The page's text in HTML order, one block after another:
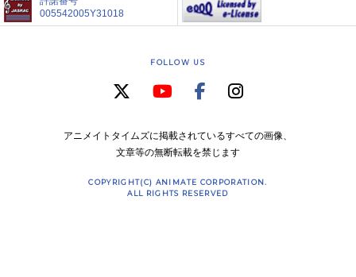
005542005Y31018
FOLLOW US
アニメイトタイムズに掲載されているすべての画像、
文章等の無断転載を禁じます
COPYRIGHT(C) ANIMATE CORPORATION.
ALL RIGHTS RESERVED